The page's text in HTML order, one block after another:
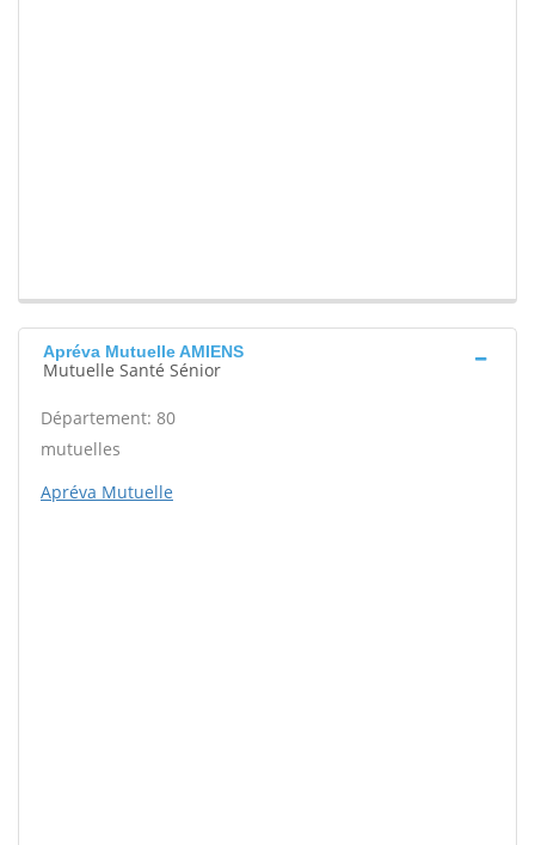
Apréva Mutuelle AMIENS
Mutuelle Santé Sénior
Département: 80
mutuelles
Apréva Mutuelle